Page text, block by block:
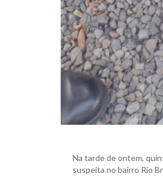
Na tarde de ontem,
suspeita no bairro Rio